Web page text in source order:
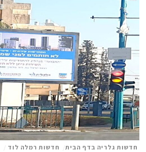
חדשות גלריה בדף הבית חדשות רמלה לוד